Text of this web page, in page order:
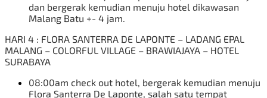
dan bergerak kemudian menuju hotel dikawasan
Malang Batu +- 4 jam.
HARI 4 : FLORA SANTERRA DE LAPONTE – LADANG EPAL
MALANG – COLORFUL VILLAGE – BRAWIAJAYA – HOTEL
SURABAYA
08:00am check out hotel, bergerak kemudian menuju
Flora Santerra De Laponte, salah satu tempat